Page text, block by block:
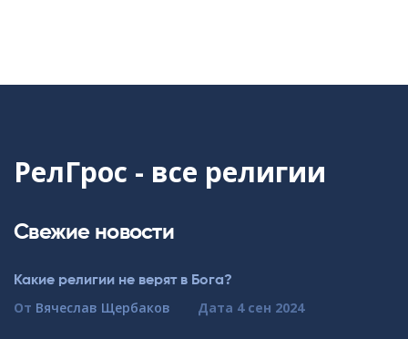
РелГрос - все религии
Свежие новости
Какие религии не верят в Бога?
От Вячеслав Щербаков Дата 4 сен 2024